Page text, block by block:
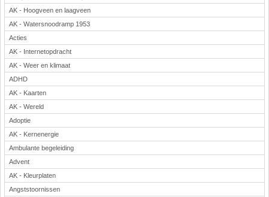
AK - Hoogveen en laagveen
AK - Watersnoodramp 1953
Acties
AK - Internetopdracht
AK - Weer en klimaat
ADHD
AK - Kaarten
AK - Wereld
Adoptie
AK - Kernenergie
Ambulante begeleiding
Advent
AK - Kleurplaten
Angststoornissen